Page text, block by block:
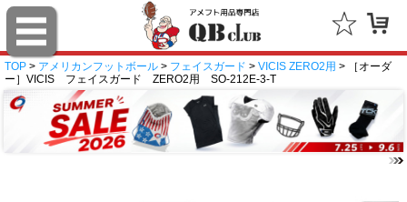
TOP > アメリカンフットボール > フェイスガード > VICIS ZERO2用 > ［オーダ
ー］VICIS フェイスガード ZERO2用 SO-212E-3-T